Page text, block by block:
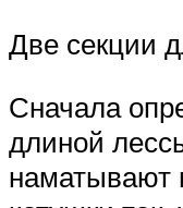
Две секции
Сначала
длиной
наматывают